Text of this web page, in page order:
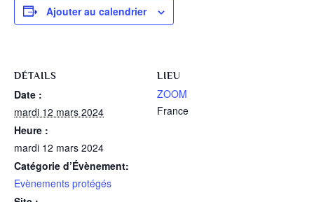
Ajouter au calendrier
DÉTAILS
Date :
mardi 12 mars 2024
Heure :
mardi 12 mars 2024
Catégorie d’Évènement:
Evènements protégés
LIEU
ZOOM
France